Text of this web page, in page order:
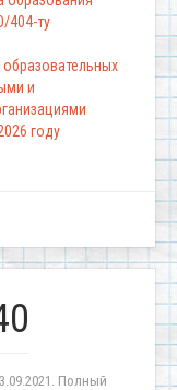
404-ту
и
году
. Полный